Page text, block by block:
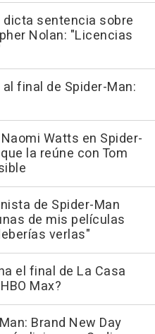
sentencia sobre
Nolan: "Licencias
final de Spider-Man:
Watts en Spider-
la reúne con Tom
de Spider-Man
de mis películas
verlas"
el final de La Casa
Max?
Brand New Day